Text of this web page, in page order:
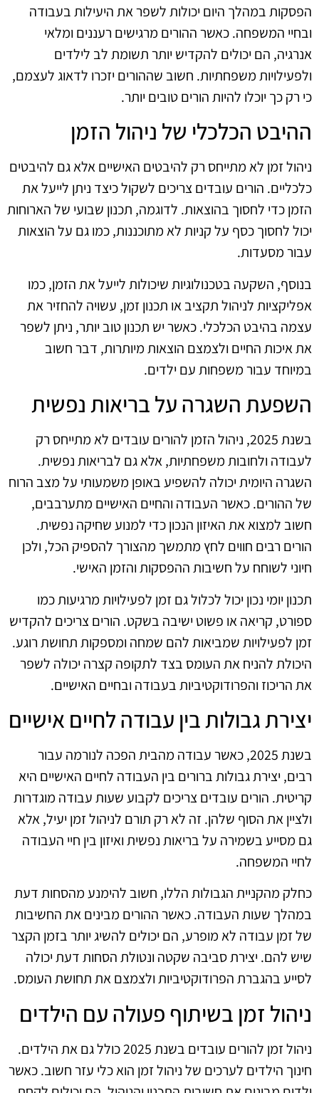
הפסקות במהלך היום יכולות לשפר את היעילות בעבודה
ובחיי המשפחה. כאשר ההורים מרגישים רעננים ומלאי
אנרגיה, הם יכולים להקדיש יותר תשומת לב לילדים
ולפעילויות משפחתיות. חשוב שההורים יזכרו לדאוג לעצמם,
כי רק כך יוכלו להיות הורים טובים יותר.
ההיבט הכלכלי של ניהול הזמן
ניהול זמן לא מתייחס רק להיבטים האישיים אלא גם להיבטים
כלכליים. הורים עובדים צריכים לשקול כיצד ניתן לייעל את
הזמן כדי לחסוך בהוצאות. לדוגמה, תכנון שבועי של הארוחות
יכול לחסוך כסף על קניות לא מתוכננות, כמו גם על הוצאות
עבור מסעדות.
בנוסף, השקעה בטכנולוגיות שיכולות לייעל את הזמן, כמו
אפליקציות לניהול תקציב או תכנון זמן, עשויה להחזיר את
עצמה בהיבט הכלכלי. כאשר יש תכנון טוב יותר, ניתן לשפר
את איכות החיים ולצמצם הוצאות מיותרות, דבר חשוב
במיוחד עבור משפחות עם ילדים.
השפעת השגרה על בריאות נפשית
בשנת 2025, ניהול הזמן להורים עובדים לא מתייחס רק
לעבודה ולחובות משפחתיות, אלא גם לבריאות נפשית.
השגרה היומית יכולה להשפיע באופן משמעותי על מצב הרוח
של ההורים. כאשר העבודה והחיים האישיים מתערבבים,
חשוב למצוא את האיזון הנכון כדי למנוע שחיקה נפשית.
הורים רבים חווים לחץ מתמשך מהצורך להספיק הכל, ולכן
חיוני לשוחח על חשיבות ההפסקות והזמן האישי.
תכנון יומי נכון יכול לכלול גם זמן לפעילויות מרגיעות כמו
ספורט, קריאה או פשוט ישיבה בשקט. הורים צריכים להקדיש
זמן לפעילויות שמביאות להם שמחה ומספקות תחושת רוגע.
היכולת להניח את העומס בצד לתקופה קצרה יכולה לשפר
את הריכוז והפרודוקטיביות בעבודה ובחיים האישיים.
יצירת גבולות בין עבודה לחיים אישיים
בשנת 2025, כאשר עבודה מהבית הפכה לנורמה עבור
רבים, יצירת גבולות ברורים בין העבודה לחיים האישיים היא
קריטית. הורים עובדים צריכים לקבוע שעות עבודה מוגדרות
ולציין את הסוף שלהן. זה לא רק תורם לניהול זמן יעיל, אלא
גם מסייע בשמירה על בריאות נפשית ואיזון בין חיי העבודה
לחיי המשפחה.
כחלק מהקניית הגבולות הללו, חשוב להימנע מהסחות דעת
במהלך שעות העבודה. כאשר ההורים מבינים את החשיבות
של זמן עבודה לא מופרע, הם יכולים להשיג יותר בזמן הקצר
שיש להם. יצירת סביבה שקטה ונטולת הסחות דעת יכולה
לסייע בהגברת הפרודוקטיביות ולצמצם את תחושת העומס.
ניהול זמן בשיתוף פעולה עם הילדים
ניהול זמן להורים עובדים בשנת 2025 כולל גם את הילדים.
חינוך הילדים לערכים של ניהול זמן הוא כלי עזר חשוב. כאשר